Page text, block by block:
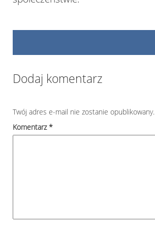
Dodaj komentarz
Twój adres e-mail nie zostanie opublikowany.
Komentarz*